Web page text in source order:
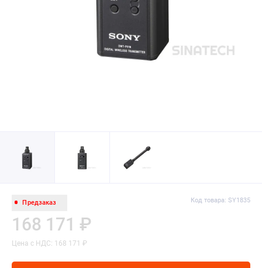
Предзаказ Код товара: SY1835
168 171 ₽
Цена с НДС: 168 171 ₽